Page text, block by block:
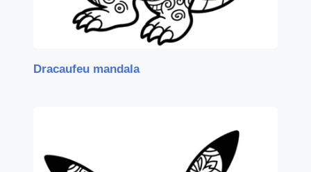
Dracaufeu mandala